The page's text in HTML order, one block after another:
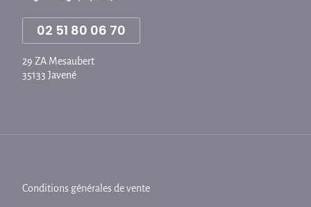
02 51 80 06 70
29 ZA Mesaubert
35133 Javené
Conditions générales de vente